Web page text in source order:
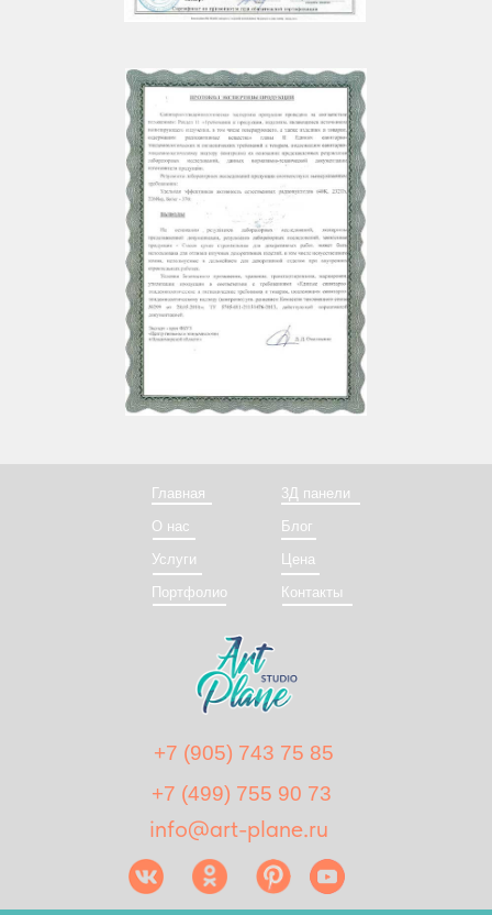
О нас
Услуги
Портфолио
3Д панели
Блог
Цена
Контакты
Главная
+7 (905) 743 75 85
+7 (499) 755 90 73
info@art-plane.ru